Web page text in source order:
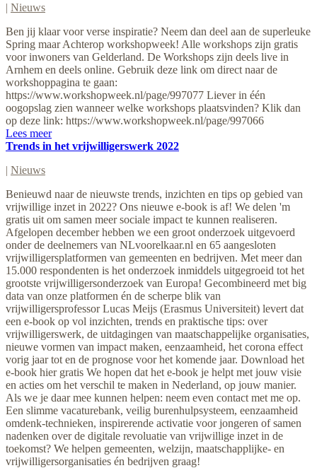
| Nieuws
Ben jij klaar voor verse inspiratie? Neem dan deel aan de superleuke
Spring maar Achterop workshopweek! Alle workshops zijn gratis
voor inwoners van Gelderland. De Workshops zijn deels live in
Arnhem en deels online. Gebruik deze link om direct naar de
workshoppagina te gaan:
https://www.workshopweek.nl/page/997077 Liever in één
oogopslag zien wanneer welke workshops plaatsvinden? Klik dan
op deze link: https://www.workshopweek.nl/page/997066
Lees meer
Trends in het vrijwilligerswerk 2022
| Nieuws
Benieuwd naar de nieuwste trends, inzichten en tips op gebied van
vrijwillige inzet in 2022? Ons nieuwe e-book is af! We delen 'm
gratis uit om samen meer sociale impact te kunnen realiseren.
Afgelopen december hebben we een groot onderzoek uitgevoerd
onder de deelnemers van NLvoorelkaar.nl en 65 aangesloten
vrijwilligersplatformen van gemeenten en bedrijven. Met meer dan
15.000 respondenten is het onderzoek inmiddels uitgegroeid tot het
grootste vrijwilligersonderzoek van Europa! Gecombineerd met big
data van onze platformen én de scherpe blik van
vrijwilligersprofessor Lucas Meijs (Erasmus Universiteit) levert dat
een e-book op vol inzichten, trends en praktische tips: over
vrijwilligerswerk, de uitdagingen van maatschappelijke organisaties,
nieuwe vormen van impact maken, eenzaamheid, het corona effect
vorig jaar tot en de prognose voor het komende jaar. Download het
e-book hier gratis We hopen dat het e-book je helpt met jouw visie
en acties om het verschil te maken in Nederland, op jouw manier.
Als we je daar mee kunnen helpen: neem even contact met me op.
Een slimme vacaturebank, veilig burenhulpsysteem, eenzaamheid
omdenk-technieken, inspirerende activatie voor jongeren of samen
nadenken over de digitale revoluatie van vrijwillige inzet in de
toekomst? We helpen gemeenten, welzijn, maatschapplijke- en
vrijwilligersorganisaties én bedrijven graag!